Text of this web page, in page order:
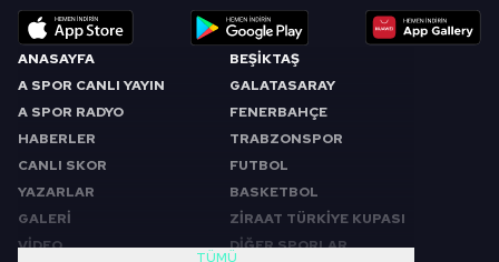
ANASAYFA
A SPOR CANLI YAYIN
A SPOR RADYO
HABERLER
CANLI SKOR
YAZARLAR
GALERİ
VİDEO
BEŞİKTAŞ
GALATASARAY
FENERBAHÇE
TRABZONSPOR
FUTBOL
BASKETBOL
ZİRAAT TÜRKİYE KUPASI
DİĞER SPORLAR
TÜMÜ